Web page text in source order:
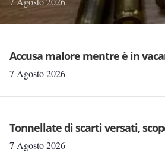
Accusa malore mentre è in
7 Agosto 2026
Tonnellate di scarti versati,
7 Agosto 2026